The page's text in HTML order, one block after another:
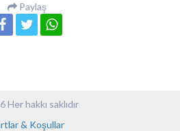
Paylaş
Her hakkı saklıdır
& Koşullar